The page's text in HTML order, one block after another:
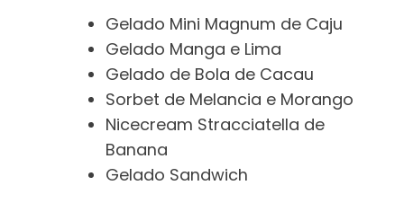
Gelado Mini Magnum de Caju
Gelado Manga e Lima
Gelado de Bola de Cacau
Sorbet de Melancia e Morango
Nicecream Stracciatella de
Banana
Gelado Sandwich